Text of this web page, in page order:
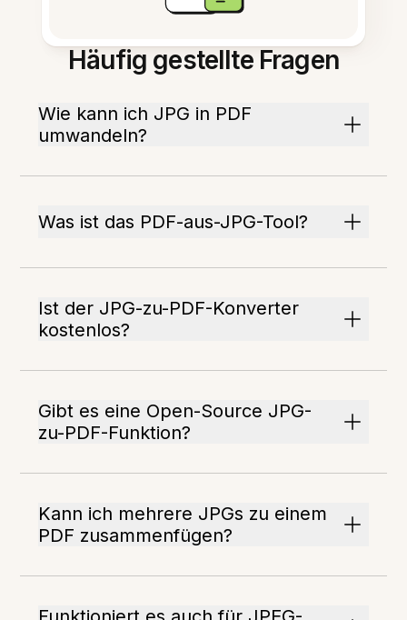
Häufig gestellte Fragen
Wie kann ich JPG in PDF
umwandeln?
Was ist das PDF-aus-JPG-Tool?
Ist der JPG-zu-PDF-Konverter
kostenlos?
Gibt es eine Open-Source JPG-
zu-PDF-Funktion?
Kann ich mehrere JPGs zu einem
PDF zusammenfügen?